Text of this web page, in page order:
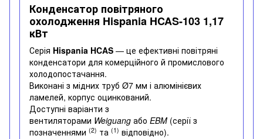
Конденсатор повітряного
охолодження Hispania HCAS-103 1,17
кВт
Серія Hispania HCAS — це ефективні повітряні
конденсатори для комерційного й промислового
холодопостачання.
Виконані з мідних труб Ø7 мм і алюмінієвих
ламелей, корпус оцинкований.
Доступні варіанти з
вентиляторами Weiguang або EBM (серії з
позначеннями (2) та (1) відповідно).